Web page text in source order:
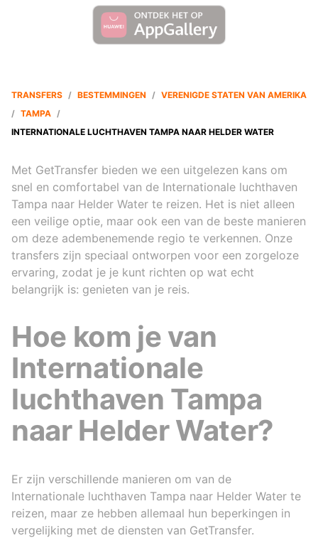
TRANSFERS / BESTEMMINGEN / VERENIGDE STATEN VAN AMERIKA
/ TAMPA /
INTERNATIONALE LUCHTHAVEN TAMPA NAAR HELDER WATER
Met GetTransfer bieden we een uitgelezen kans om
snel en comfortabel van de Internationale luchthaven
Tampa naar Helder Water te reizen. Het is niet alleen
een veilige optie, maar ook een van de beste manieren
om deze adembenemende regio te verkennen. Onze
transfers zijn speciaal ontworpen voor een zorgeloze
ervaring, zodat je je kunt richten op wat echt
belangrijk is: genieten van je reis.
Hoe kom je van
Internationale
luchthaven Tampa
naar Helder Water?
Er zijn verschillende manieren om van de
Internationale luchthaven Tampa naar Helder Water te
reizen, maar ze hebben allemaal hun beperkingen in
vergelijking met de diensten van GetTransfer.